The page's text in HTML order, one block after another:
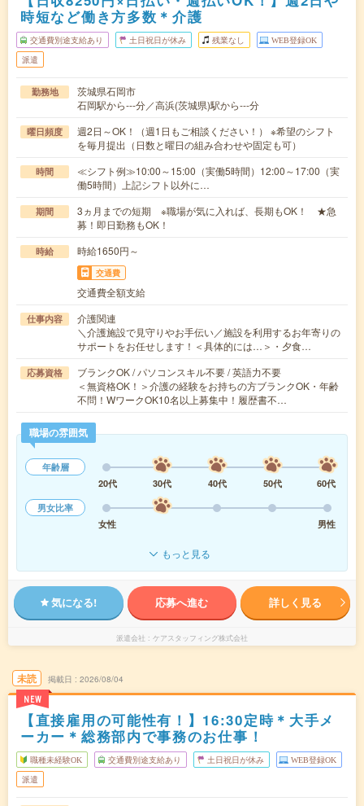
時短など働き方多数＊介護
交通費別途支給あり 土日祝日が休み 残業なし WEB登録OK
派遣
勤務地
茨城県石岡市
石岡駅から---分／高浜(茨城県)駅から---分
曜日頻度
週2日～OK！（週1日もご相談ください！） ※希望のシフト
を毎月提出（日数と曜日の組み合わせや固定も可）
時間
≪シフト例≫10:00～15:00（実働5時間）12:00～17:00（実
働5時間）上記シフト以外に…
期間
3ヵ月までの短期 ※職場が気に入れば、長期もOK！ ★急
募！即日勤務もOK！
時給 時給1650円～
交通費
交通費全額支給
仕事内容
介護関連
＼介護施設で見守りやお手伝い／施設を利用するお年寄りの
サポートをお任せします！＜具体的には…＞・夕食…
応募資格
ブランクOK / パソコンスキル不要 / 英語力不要
＜無資格OK！＞介護の経験をお持ちの方ブランクOK・年齢
不問！WワークOK10名以上募集中！履歴書不…
職場の雰囲気
年齢層
20代
30代 40代 50代
60代
男女比率
女性
男性
もっと見る
気になる! 応募へ進む 詳しく見る
派遣会社 ケアスタッフィング株式会社
未読
NEW
掲載日 2026/08/04
【直接雇用の可能性有！】16:30定時＊大手メ
ーカー＊総務部内で事務のお仕事！
職種未経験OK 交通費別途支給あり 土日祝日が休み WEB登録OK
派遣